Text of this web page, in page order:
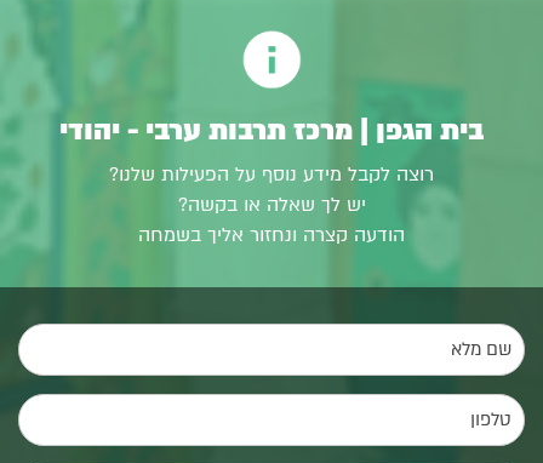
בית הגפן | מרכז תרבות ערבי - יהודי
רוצה לקבל מידע נוסף על הפעילות שלנו?
יש לך שאלה או בקשה?
הודעה קצרה ונחזור אליך בשמחה